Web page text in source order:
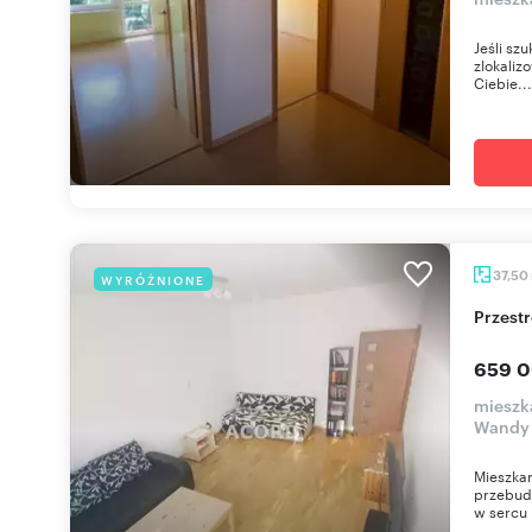
Jeśli
Ciebie...
WYRÓŻNIONE 37,50
659
Wandy
w sercu